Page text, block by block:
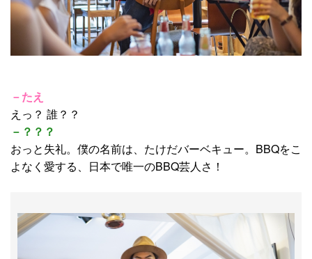
－たえ
えっ？ 誰？？
－？？？
おっと失礼。僕の名前は、たけだバーベキュー。BBQをこ
よなく愛する、日本で唯一のBBQ芸人さ！